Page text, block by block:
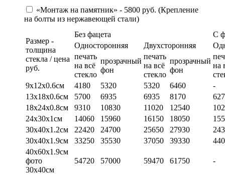
«Монтаж на памятник» - 5800 руб. (Крепление
на болты из нержавеющей стали)
Размер -
толщина
стекла / цена
руб.
Без фацета
С
Односторонняя
Двухсторонняя
печать
на всё
стекло
прозрачный
фон
печать
на всё
стекло
прозрачный
фон
на
9х12х0.6см
4180 5320 5320 6460
-
13х18х0.6см
5700 6935 6935 8170
18х24х0.8см
9310 10830 11020 12540
24х30х1см
14060 15960 16150 18050
30х40х1.2см
22420 24700 25650 27930
30х40х1.9см
33250 35530 37050 39330
40х60х1.9см
фото
30х40см
54720 57000 59470 61750 -